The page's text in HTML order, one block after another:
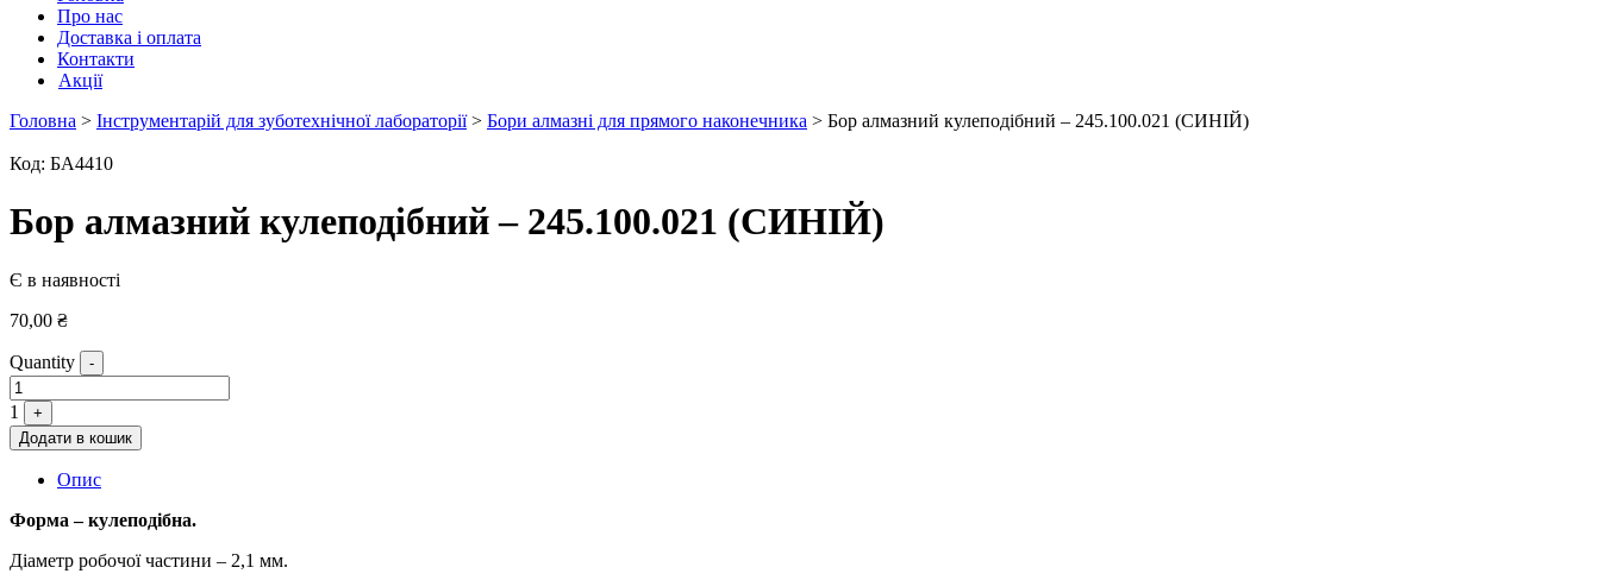
Про нас
Доставка і оплата
Контакти
Акції
Головна > Інструментарій для зуботехнічної лабораторії> Бори алмазні для прямого наконечника > Бор алмазний кулеподібний – 245.100.021 (СИНІЙ)
Код: БА4410
Бор алмазний кулеподібний – 245.100.021 (СИНІЙ)
Є в наявності
70,00 ₴
Quantity -
1
+
Додати в кошик
Опис
Форма – кулеподібна.
Діаметр робочої частини – 2,1 мм.